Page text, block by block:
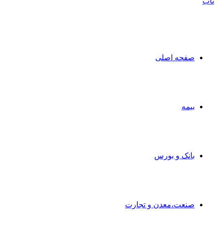
صفحه اصلی
بیمه
بانک و بورس
صنعت،معدن و تجارت